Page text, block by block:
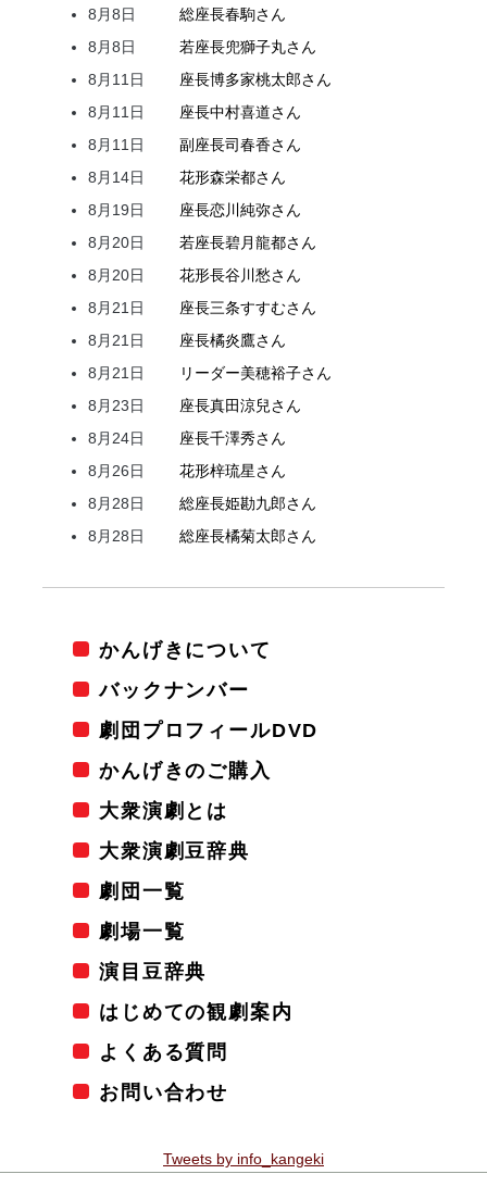
8月8日
総座長春駒さん
8月8日
若座長兜獅子丸さん
8月11日
座長博多家桃太郎さん
8月11日
座長中村喜道さん
8月11日
副座長司春香さん
8月14日
花形森栄都さん
8月19日
座長恋川純弥さん
8月20日
若座長碧月龍都さん
8月20日
花形長谷川愁さん
8月21日
座長三条すすむさん
8月21日
座長橘炎鷹さん
8月21日
リーダー美穂裕子さん
8月23日
座長真田涼兒さん
8月24日
座長千澤秀さん
8月26日
花形梓琉星さん
8月28日
総座長姫勘九郎さん
8月28日
総座長橘菊太郎さん
かんげきについて
バックナンバー
劇団プロフィールDVD
かんげきのご購入
大衆演劇とは
大衆演劇豆辞典
劇団一覧
劇場一覧
演目豆辞典
はじめての観劇案内
よくある質問
お問い合わせ
Tweets by info_kangeki